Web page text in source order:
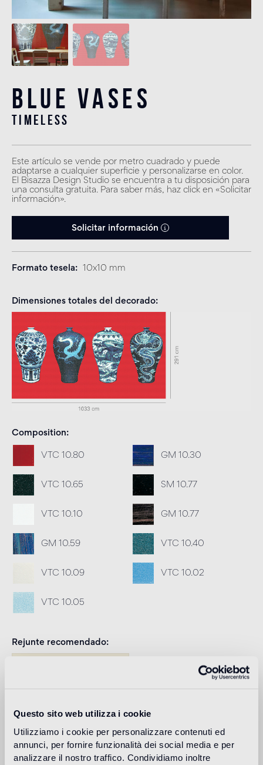
Questo sito web utilizza i cookie
Utilizziamo i cookie per personalizzare contenuti ed
annunci, per fornire funzionalità dei social media e per
analizzare il nostro traffico. Condividiamo inoltre
Blue Vases
timeless
Este artículo se vende por metro cuadrado y puede
adaptarse a cualquier superficie y personalizarse en color.
El Bisazza Design Studio se encuentra a tu disposición para
una consulta gratuita. Para saber más, haz click en «Solicitar
información».
Solicitar información
Formato tesela 10x10 mm
Dimensiones totales del decorado
Composition
VTC 10.80 GM 10.30
VTC 10.65 SM 10.77
VTC 10.10 GM 10.77
GM 10.59 VTC 10.40
VTC 10.09 VTC 10.02
VTC 10.05
Rejunte recomendado
Info
Design
carlo dal bianco